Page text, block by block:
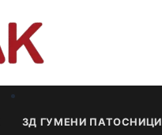
3Д ГУМЕНИ ПАТОСНИЦИ